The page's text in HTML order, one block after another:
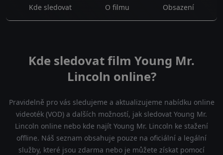
Kde sledovat O filmu Obsazení
Kde sledovat film Young Mr.
Lincoln online?
Pravidelně pro vás sledujeme a aktualizujeme nabídku online
videoték (VOD) a dalších možností, jak sledovat Young Mr.
Lincoln online nebo kde najít Young Mr. Lincoln ke stažení
offline. Náš seznam obsahuje pouze na oficiální a legální
služby, které jsou zdarma nebo je můžete získat pomocí